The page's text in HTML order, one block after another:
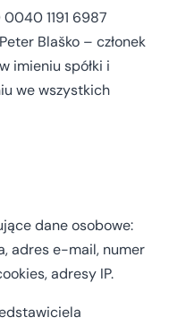
1191 6987
Blaško – członek
imieniu spółki i
we wszystkich
dane osobowe:
adres e-mail, numer
adresy IP.